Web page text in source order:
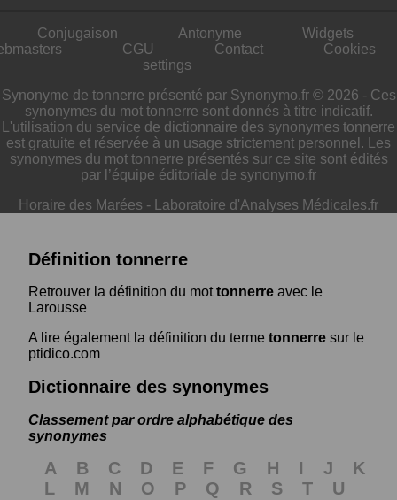
Conjugaison Antonyme
Widgets
CGU Contact
Cookies
settings
Synonyme de tonnerre présenté par Synonymo.fr © 2026 - Ces
synonymes du mot tonnerre sont donnés à titre indicatif.
L'utilisation du service de dictionnaire des synonymes tonnerre
est gratuite et réservée à un usage strictement personnel. Les
synonymes du mot tonnerre présentés sur ce site sont édités
par l’équipe éditoriale de synonymo.fr
Horaire des Marées - Laboratoire d'Analyses Médicales.fr
Définition tonnerre
Retrouver la définition du mottonnerre avec le
Larousse
A lire également la définition du terme tonnerre sur le
ptidico.com
Dictionnaire des synonymes
Classement par ordre alphabétique des
synonymes
A B C D E F G H I J
K
L
M N O P Q R S T
U